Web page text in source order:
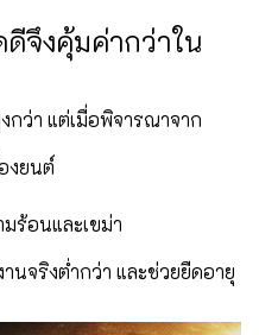
ดีจึงคุ้มค่ากว่าใน
กว่า แต่เมื่อพิจารณาจาก
งยนต์
ร้อนและเขม่า
นจริงต่ำกว่า และช่วยยืดอายุ